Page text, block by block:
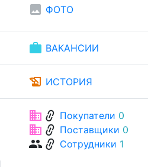
image ФОТО
work ВАКАНСИИ
history_edu ИСТОРИЯ
businesslink Покупатели 0
businesslink Поставщики 0
grouplink Сотрудники 1